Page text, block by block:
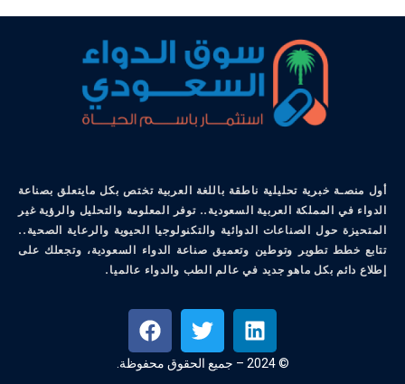
أول منصـة خبرية تحليلية ناطقة باللغة العربية تختص بكل مايتعلق بصناعة
الدواء في المملكة العربية السعودية.. توفر المعلومة والتحليل والرؤية غير
المتحيزة حول الصناعات الدوائية والتكنولوجيا الحيوية والرعاية الصحية..
تتابع خطط تطوير وتوطين وتعميق صناعة الدواء السعودية، وتجعلك على
إطلاع دائم بكل ماهو جديد في عالم الطب والدواء عالميا.
© 2024 – جميع الحقوق محفوظة.